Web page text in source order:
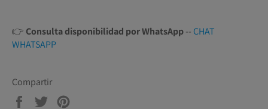
👉 Consulta disponibilidad por WhatsApp-- CHAT
WHATSAPP
Compartir
Compartir
Tuitear